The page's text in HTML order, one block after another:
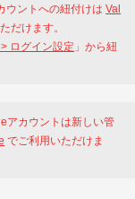
ウントへの紐付けはVal
だけます。
ログイン設定 」から紐
アカウントは新しい管
でご利用いただけま